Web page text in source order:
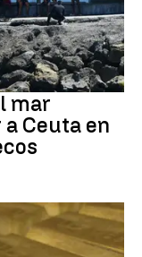
mar
Ceuta en